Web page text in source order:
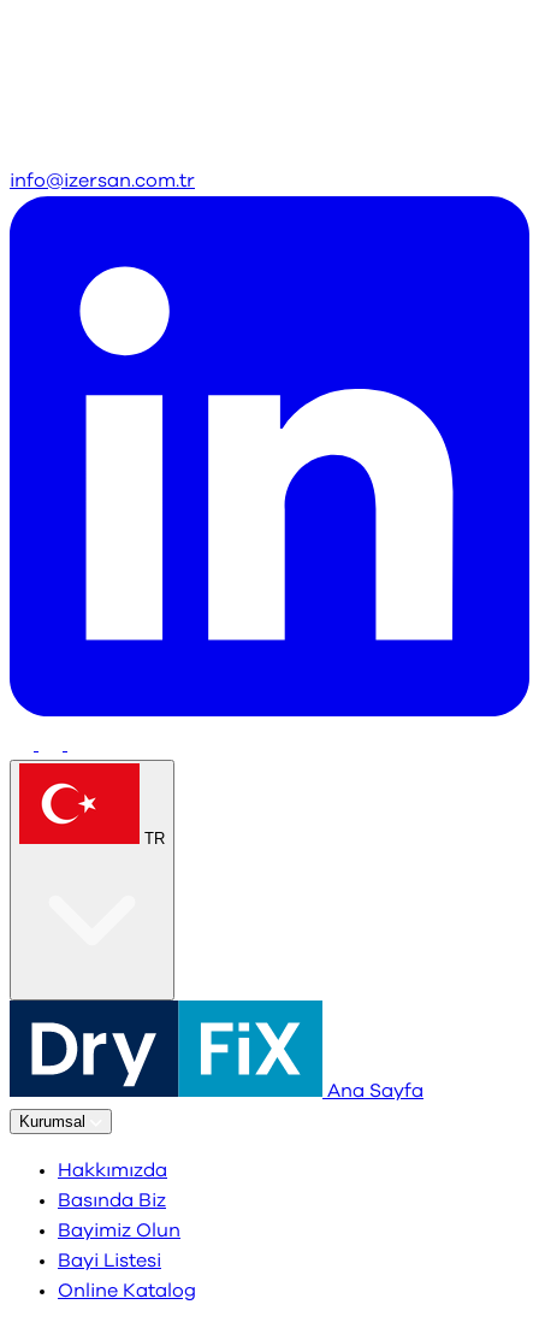
info@izersan.com.tr
TR
Ana Sayfa
Kurumsal
Hakkımızda
Basında Biz
Bayimiz Olun
Bayi Listesi
Online Katalog